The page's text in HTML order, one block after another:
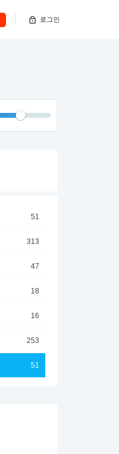
로그인
Volume
51
313
47
18
16
253
51